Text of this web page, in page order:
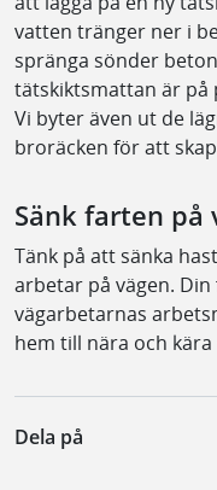
vatten tränger ner i
spränga sönder
tätskiktsmattan är på
Vi byter även ut de
broräcken för att
Sänk farten på
Tänk på att sänka
arbetar på vägen.
vägarbetarnas
hem till nära och
Dela på